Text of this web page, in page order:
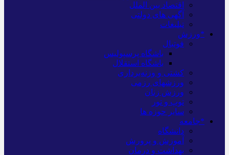
اقتصاد بین الملل
آگهی های دولتی
تبلیغات
*ورزش
فوتبال
باشگاه پرسپولیس
باشگاه استقلال
کشتی و وزنه‌برداری
ورزشهای رزمی
ورزش زنان
توپ و تور
سایر حوزه ها
*جامعه
دانشگاه
آموزش و پرورش
بهداشت و درمان